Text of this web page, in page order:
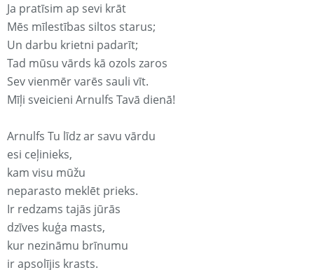
Ja pratīsim ap sevi krāt
Mēs mīlestības siltos starus;
Un darbu krietni padarīt;
Tad mūsu vārds kā ozols zaros
Sev vienmēr varēs sauli vīt.
Mīļi sveicieni Arnulfs Tavā dienā!
Arnulfs Tu līdz ar savu vārdu
esi ceļinieks,
kam visu mūžu
neparasto meklēt prieks.
Ir redzams tajās jūrās
dzīves kuģa masts,
kur nezināmu brīnumu
ir apsolījis krasts.